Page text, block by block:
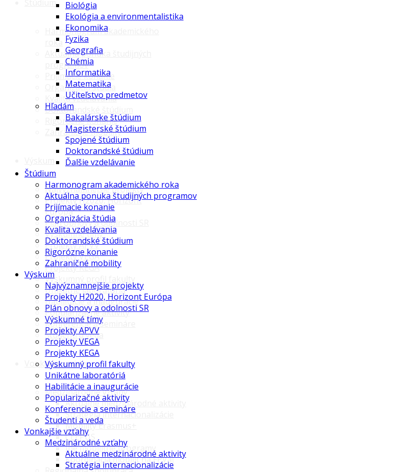
Harmonogram akademického
roka
Aktuálna ponuka študijných
programov
Prijímacie konanie
Organizácia štúdia
Kvalita vzdelávania
Doktorandské štúdium
Rigorózne konanie
Zahraničné mobility
Najvýznamnejšie projekty
Projekty H2020, Horizont
Európa
Plán obnovy a odolnosti SR
Výskumné tímy
Projekty APVV
Projekty VEGA
Projekty KEGA
Výskumný profil fakulty
Unikátne laboratóriá
Habilitácie a inaugurácie
Popularizačné aktivity
Konferencie a semináre
Študenti a veda
Vonkajšie vzťahy
Medzinárodné vzťahy
Aktuálne medzinárodné aktivity
Stratégia internacionalizácie
Mobility Erasmus+
CEEPUS
Iné mobilitné programy
Koordinácia mobilít na FPVaI
Biológia
Ekológia a environmentalistika
Ekonomika
Fyzika
Geografia
Chémia
Informatika
Matematika
Učiteľstvo predmetov
Hľadám
Bakalárske štúdium
Magisterské štúdium
Spojené štúdium
Doktorandské štúdium
Ďalšie vzdelávanie
Štúdium
Harmonogram akademického roka
Aktuálna ponuka študijných programov
Prijímacie konanie
Organizácia štúdia
Kvalita vzdelávania
Doktorandské štúdium
Rigorózne konanie
Zahraničné mobility
Výskum
Najvýznamnejšie projekty
Projekty H2020, Horizont Európa
Plán obnovy a odolnosti SR
Výskumné tímy
Projekty APVV
Projekty VEGA
Projekty KEGA
Výskumný profil fakulty
Unikátne laboratóriá
Habilitácie a inaugurácie
Popularizačné aktivity
Konferencie a semináre
Študenti a veda
Vonkajšie vzťahy
Medzinárodné vzťahy
Aktuálne medzinárodné aktivity
Stratégia internacionalizácie